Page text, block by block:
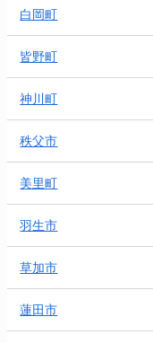
白岡町
皆野町
神川町
秩父市
美里町
羽生市
草加市
蓮田市